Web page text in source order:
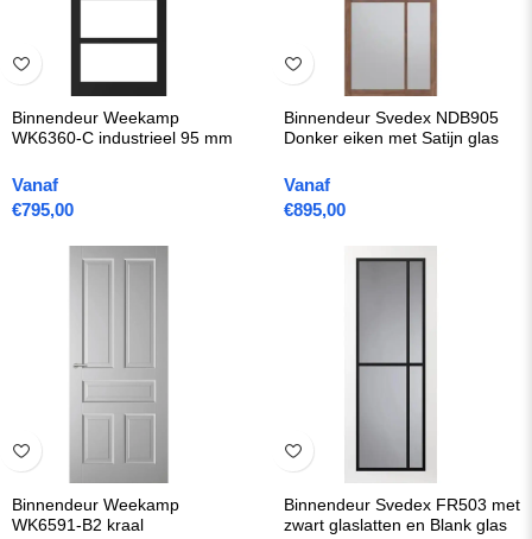
Binnendeur Weekamp
WK6360-C industrieel 95 mm
Vanaf
€795,00
Binnendeur Svedex NDB905
Donker eiken met Satijn glas
Vanaf
€895,00
Binnendeur Weekamp
WK6591-B2 kraal
Binnendeur Svedex FR503 met
zwart glaslatten en Blank glas